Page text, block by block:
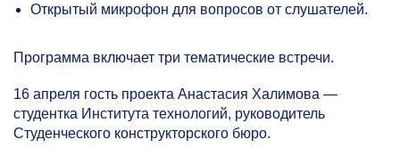
Открытый микрофон для вопросов от слушателей.
Программа включает три тематические встречи.
16 апреля гость проекта Анастасия Халимова —
студентка Института технологий, руководитель
Студенческого конструкторского бюро.